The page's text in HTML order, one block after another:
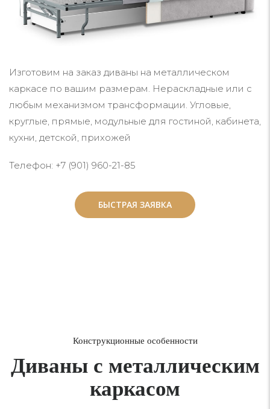
Изготовим на заказ диваны на металлическом
каркасе по вашим размерам. Нераскладные или с
любым механизмом трансформации. Угловые,
круглые, прямые, модульные для гостиной, кабинета,
кухни, детской, прихожей
Телефон: +7 (901) 960-21-85
БЫСТРАЯ ЗАЯВКА
БЫСТРАЯ ЗАЯВКА
Конструкционные особенности
Диваны с металлическим
каркасом